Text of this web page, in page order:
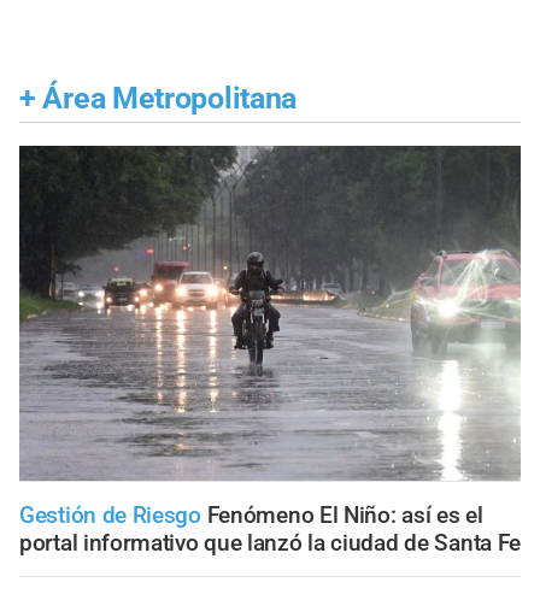
+ Área Metropolitana
Gestión de Riesgo Fenómeno El Niño: así es el
portal informativo que lanzó la ciudad de Santa Fe